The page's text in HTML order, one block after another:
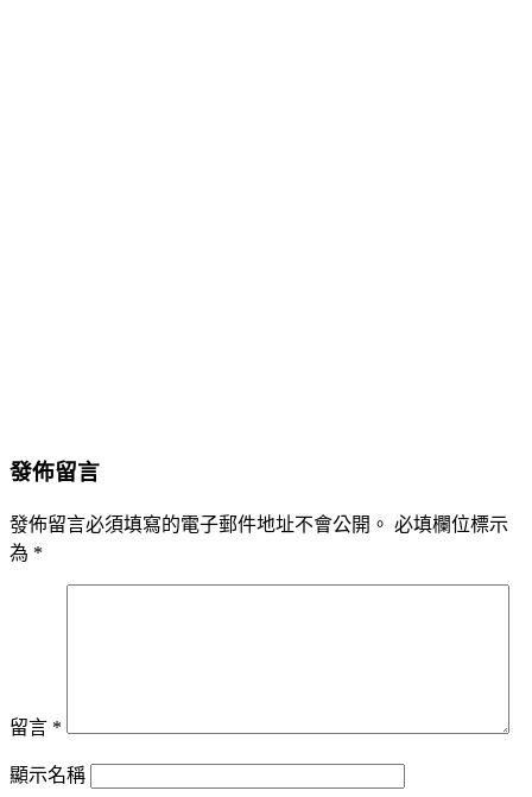
發佈留言
發佈留言必須填寫的電子郵件地址不會公開。 必填欄位標示
為 *
留言 *
顯示名稱